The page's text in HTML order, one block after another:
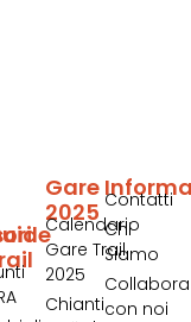
Contatti
Chi
Siamo
Collabora
con noi
Gare
2025
Calendario
Gare Trail
2025
Chianti